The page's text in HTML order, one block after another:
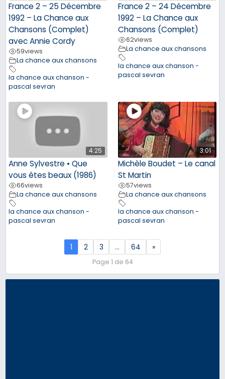
France 2 – 25 Décembre
1992 – La Chance aux
Chansons (Complet)
avec Annie Cordy
59views
La chance aux chansons
la chance aux chanson -
pascal sevran
France 2 – 24 Décembre
1992 – La Chance aux
Chansons (Complet)
62views
La chance aux chansons
la chance aux chanson -
pascal sevran
4:25
Anne Sylvestre • Que
vous êtes beaux (1986)
66views
La chance aux chansons
la chance aux chanson -
pascal sevran
3:01
Michèle Boudet – Le canal
St Martin
57views
La chance aux chansons
la chance aux chanson -
pascal sevran
1 2 3 … 64 »
Page 1 de 64